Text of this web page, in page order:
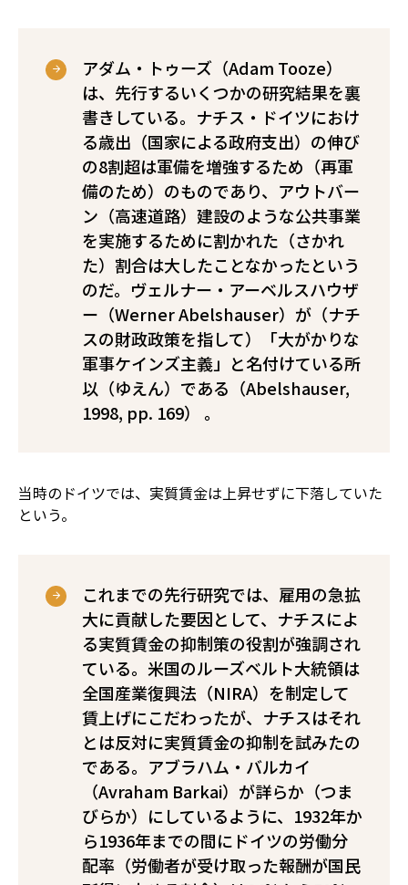
アダム・トゥーズ（Adam Tooze）
は、先行するいくつかの研究結果を裏
書きしている。ナチス・ドイツにおけ
る歳出（国家による政府支出）の伸び
の8割超は軍備を増強するため（再軍
備のため）のものであり、アウトバー
ン（高速道路）建設のような公共事業
を実施するために割かれた（さかれ
た）割合は大したことなかったという
のだ。ヴェルナー・アーベルスハウザ
ー（Werner Abelshauser）が（ナチ
スの財政政策を指して）「大がかりな
軍事ケインズ主義」と名付けている所
以（ゆえん）である（Abelshauser,
1998, pp. 169） 。
当時のドイツでは、実質賃金は上昇せずに下落していた
という。
これまでの先行研究では、雇用の急拡
大に貢献した要因として、ナチスによ
る実質賃金の抑制策の役割が強調され
ている。米国のルーズベルト大統領は
全国産業復興法（NIRA）を制定して
賃上げにこだわったが、ナチスはそれ
とは反対に実質賃金の抑制を試みたの
である。アブラハム・バルカイ
（Avraham Barkai）が詳らか（つま
びらか）にしているように、1932年か
ら1936年までの間にドイツの労働分
配率（労働者が受け取った報酬が国民